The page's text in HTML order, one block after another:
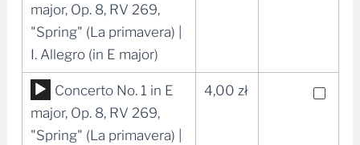
plików
dźwiękowych
major, Op. 8, RV 269,
"Spring" (La primavera) |
I. Allegro (in E major)
Odtwarzacz
plików
dźwiękowych
Concerto No. 1 in E
major, Op. 8, RV 269,
"Spring" (La primavera) |
4,00 zł